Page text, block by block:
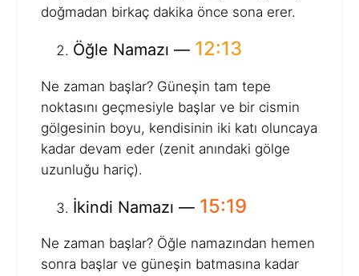
doğmadan birkaç dakika önce sona erer.
Öğle Namazı — 12:13
Ne zaman başlar? Güneşin tam tepe
noktasını geçmesiyle başlar ve bir cismin
gölgesinin boyu, kendisinin iki katı oluncaya
kadar devam eder (zenit anındaki gölge
uzunluğu hariç).
İkindi Namazı — 15:19
Ne zaman başlar? Öğle namazından hemen
sonra başlar ve güneşin batmasına kadar